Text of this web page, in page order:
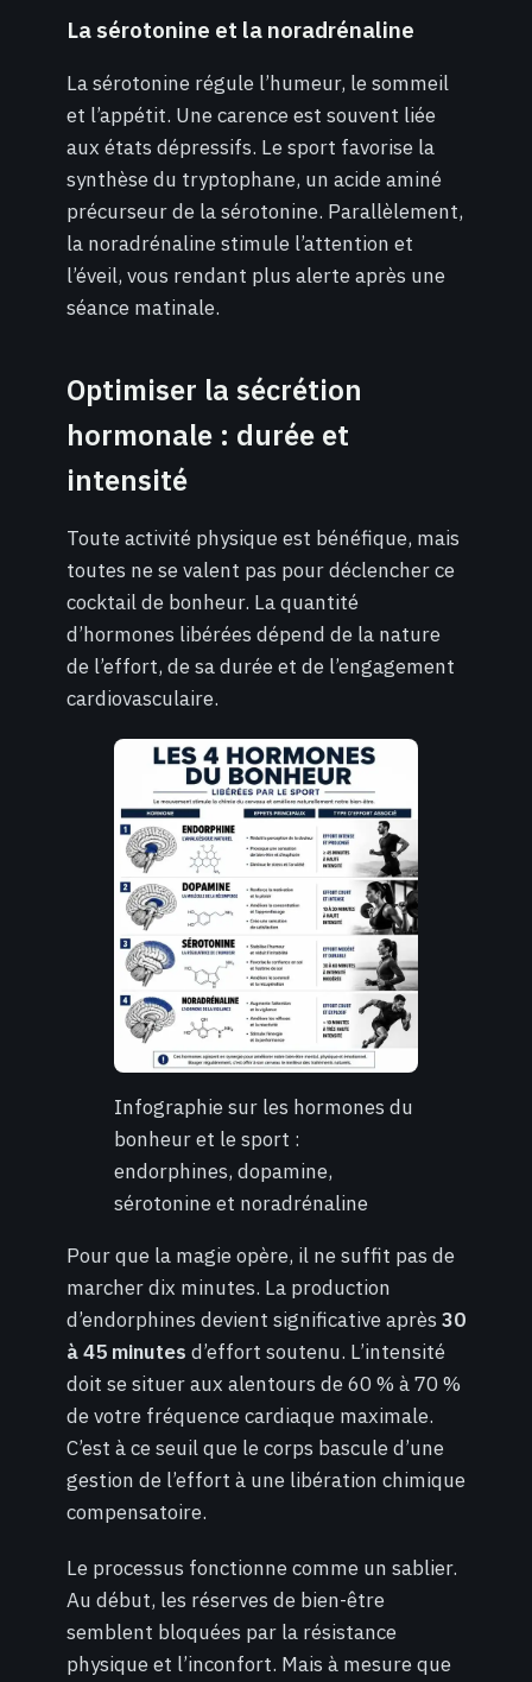
La sérotonine et la noradrénaline
La sérotonine régule l’humeur, le sommeil
et l’appétit. Une carence est souvent liée
aux états dépressifs. Le sport favorise la
synthèse du tryptophane, un acide aminé
précurseur de la sérotonine. Parallèlement,
la noradrénaline stimule l’attention et
l’éveil, vous rendant plus alerte après une
séance matinale.
Optimiser la sécrétion
hormonale : durée et
intensité
Toute activité physique est bénéfique, mais
toutes ne se valent pas pour déclencher ce
cocktail de bonheur. La quantité
d’hormones libérées dépend de la nature
de l’effort, de sa durée et de l’engagement
cardiovasculaire.
Infographie sur les hormones du
bonheur et le sport :
endorphines, dopamine,
sérotonine et noradrénaline
Pour que la magie opère, il ne suffit pas de
marcher dix minutes. La production
d’endorphines devient significative après 30
à 45 minutes d’effort soutenu. L’intensité
doit se situer aux alentours de 60 % à 70 %
de votre fréquence cardiaque maximale.
C’est à ce seuil que le corps bascule d’une
gestion de l’effort à une libération chimique
compensatoire.
Le processus fonctionne comme un sablier.
Au début, les réserves de bien-être
semblent bloquées par la résistance
physique et l’inconfort. Mais à mesure que